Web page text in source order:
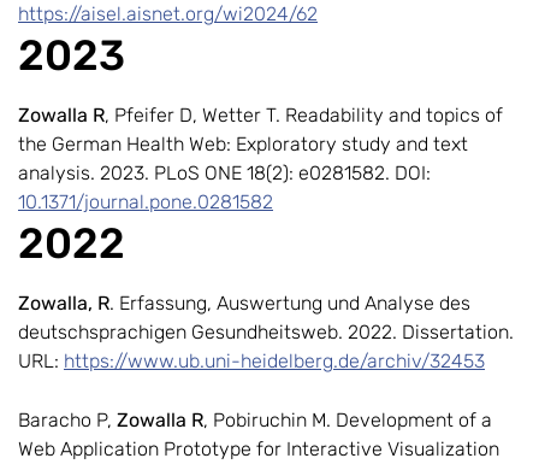
https://aisel.aisnet.org/wi2024/62
2023
Zowalla R, Pfeifer D, Wetter T. Readability and topics of
the German Health Web: Exploratory study and text
analysis. 2023. PLoS ONE 18(2): e0281582. DOI:
10.1371/journal.pone.0281582
2022
Zowalla, R. Erfassung, Auswertung und Analyse des
deutschsprachigen Gesundheitsweb. 2022. Dissertation.
URL: https://www.ub.uni-heidelberg.de/archiv/32453
Baracho P, Zowalla R, Pobiruchin M. Development of a
Web Application Prototype for Interactive Visualization